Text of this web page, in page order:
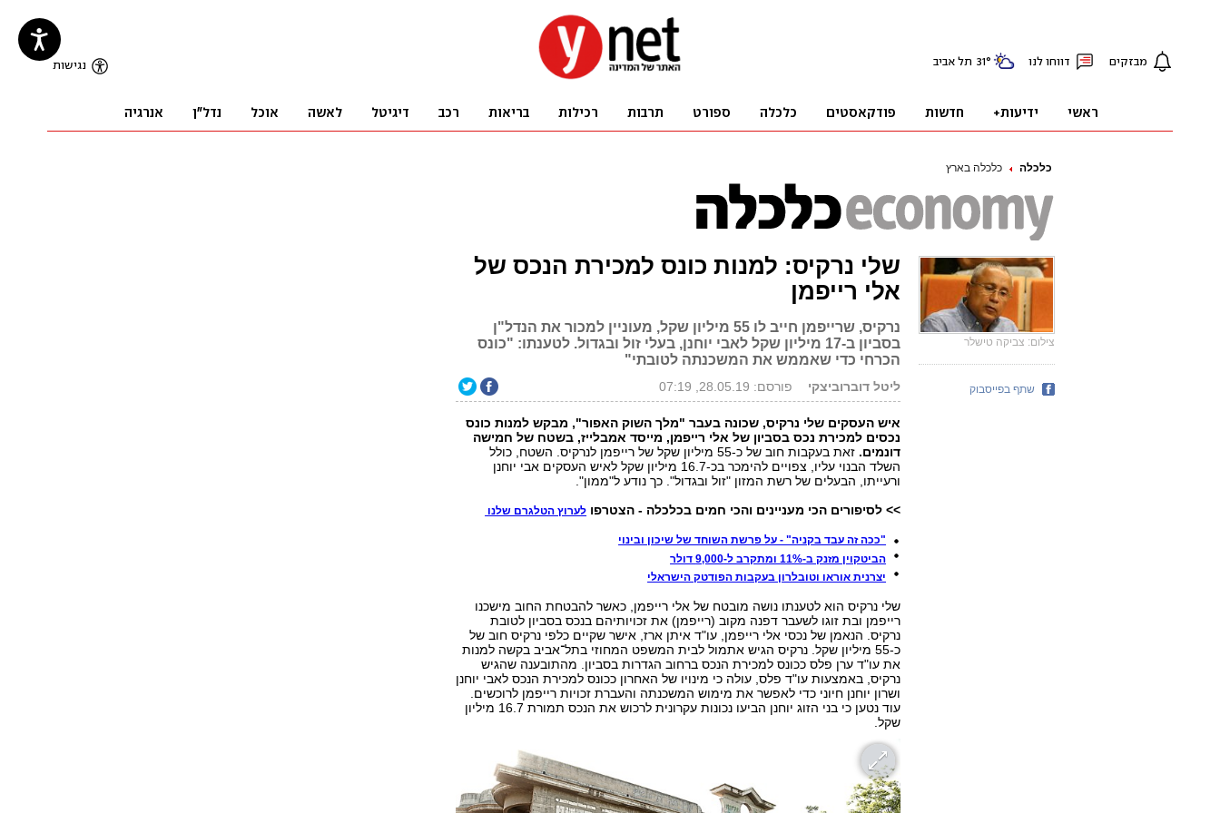
כלכלה כלכלה בארץ
שלי נרקיס: למנות כונס למכירת הנכס של
אלי רייפמן
נרקיס, שרייפמן חייב לו 55 מיליון שקל, מעוניין למכור את הנדל"ן
בסביון ב-17 מיליון שקל לאבי יוחנן, בעלי זול ובגדול. לטענתו: "כונס
הכרחי כדי שאממש את המשכנתה לטובתי"
ליטל דוברוביצקי פורסם: 28.05.19, 07:19
איש העסקים שלי נרקיס, שכונה בעבר "מלך השוק האפור", מבקש למנות כונס
נכסים למכירת נכס בסביון של אלי רייפמן, מייסד אמבלייז, בשטח של חמישה
דונמים.
זאת בעקבות חוב של כ-55 מיליון שקל של רייפמן לנרקיס. השטח, כולל
השלד הבנוי עליו, צפויים להימכר בכ-16.7 מיליון שקל לאיש העסקים אבי יוחנן
ורעייתו, הבעלים של רשת המזון "זול ובגדול". כך נודע ל"ממון".
>> לסיפורים הכי מעניינים והכי חמים בכלכלה - הצטרפו לערוץ הטלגרם שלנו
"ככה זה עבד בקניה" - על פרשת השוחד של שיכון ובינוי
הביטקוין מזנק ב-11% ומתקרב ל-9,000 דולר
יצרנית אוראו וטובלרון בעקבות הפודטק הישראלי
שלי נרקיס הוא לטענתו נושה מובטח של אלי רייפמן, כאשר להבטחת החוב מישכנו
רייפמן ובת זוגו לשעבר דפנה מקוב (רייפמן) את זכויותיהם בנכס בסביון לטובת
נרקיס. הנאמן של נכסי אלי רייפמן, עו"ד איתן ארז, אישר שקיים כלפי נרקיס חוב של
כ-55 מיליון שקל. נרקיס הגיש אתמול לבית המשפט המחוזי בתל־אביב בקשה למנות
את עו"ד ערן פלס ככונס למכירת הנכס ברחוב הגדרות בסביון. מהתובענה שהגיש
נרקיס, באמצעות עו"ד פלס, עולה כי מינויו של האחרון ככונס למכירת הנכס לאבי יוחנן
ושרון יוחנן חיוני כדי לאפשר את מימוש המשכנתה והעברת זכויות רייפמן לרוכשים.
עוד נטען כי בני הזוג יוחנן הביעו נכונות עקרונית לרכוש את הנכס תמורת 16.7 מיליון
שקל.
צילום: צביקה טישלר
שתף בפייסבוק